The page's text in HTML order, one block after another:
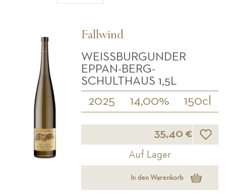
Fallwind
WEISSBURGUNDER E
PPAN-BERG- S
CHULTHAUS 1,5L
2025 14,00% 150cl
35,40 €
Auf Lager
In den Warenkorb